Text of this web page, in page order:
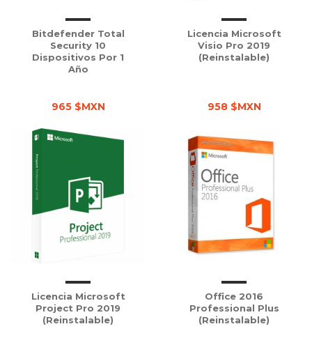
Bitdefender Total
Security 10
Dispositivos Por 1
Año
965 $MXN
Licencia Microsoft
Visio Pro 2019
(Reinstalable)
958 $MXN
Licencia Microsoft
Project Pro 2019
(Reinstalable)
Office 2016
Professional Plus
(Reinstalable)